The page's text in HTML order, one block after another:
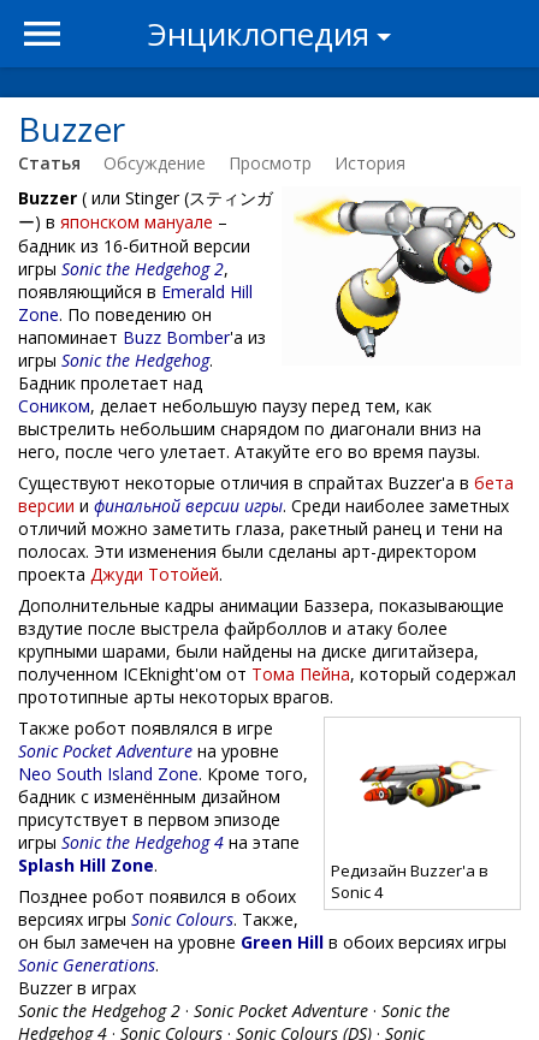
Энциклопедия
Buzzer
Статья Обсуждение Просмотр
История
Buzzer ( или Stinger (スティンガ
ー) в японском мануале –
бадник из 16-битной версии
игры Sonic the Hedgehog 2,
появляющийся в Emerald Hill
Zone. По поведению он
напоминает Buzz Bomber'а из
игры Sonic the Hedgehog.
Бадник пролетает над
Соником, делает небольшую паузу перед тем, как
выстрелить небольшим снарядом по диагонали вниз на
него, после чего улетает. Атакуйте его во время паузы.
Существуют некоторые отличия в спрайтах Buzzer'а в бета
версии и финальной версии игры. Среди наиболее заметных
отличий можно заметить глаза, ракетный ранец и тени на
полосах. Эти изменения были сделаны арт-директором
проекта Джуди Тотойей.
Дополнительные кадры анимации Баззера, показывающие
вздутие после выстрела файрболлов и атаку более
крупными шарами, были найдены на диске дигитайзера,
полученном ICEknight'ом от Тома Пейна, который содержал
прототипные арты некоторых врагов.
Редизайн Buzzer'а в
Sonic 4
Также робот появлялся в игре
Sonic Pocket Adventure на уровне
Neo South Island Zone. Кроме того,
бадник с изменённым дизайном
присутствует в первом эпизоде
игры Sonic the Hedgehog 4 на этапе
Splash Hill Zone.
Позднее робот появился в обоих
версиях игры Sonic Colours. Также,
он был замечен на уровне Green Hill в обоих версиях игры
Sonic Generations.
Buzzer в играх
Sonic the Hedgehog 2 · Sonic Pocket Adventure · Sonic the
Hedgehog 4 · Sonic Colours · Sonic Colours (DS) · Sonic